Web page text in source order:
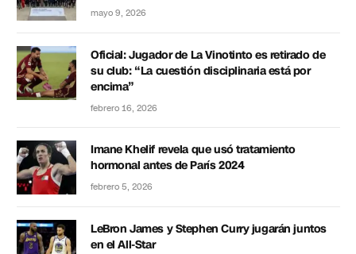
mayo 9, 2026
Oficial: Jugador de La Vinotinto es retirado de
su club: “La cuestión disciplinaria está por
encima”
febrero 16, 2026
Imane Khelif revela que usó tratamiento
hormonal antes de París 2024
febrero 5, 2026
LeBron James y Stephen Curry jugarán juntos
en el All-Star